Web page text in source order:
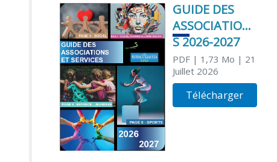
GUIDE DES
ASSOCIATION
S 2026-2027
PDF| 1,73 Mo | 21
Juillet 2026
Télécharger